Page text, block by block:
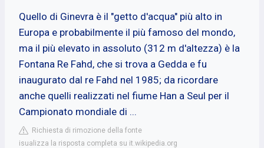
Quello di Ginevra è il "getto d'acqua" più alto in
Europa e probabilmente il più famoso del mondo,
ma il più elevato in assoluto (312 m d'altezza) è la
Fontana Re Fahd, che si trova a Gedda e fu
inaugurato dal re Fahd nel 1985; da ricordare
anche quelli realizzati nel fiume Han a Seul per il
Campionato mondiale di ...
Richiesta di rimozione della fonte
isualizza la risposta completa su it.wikipedia.org